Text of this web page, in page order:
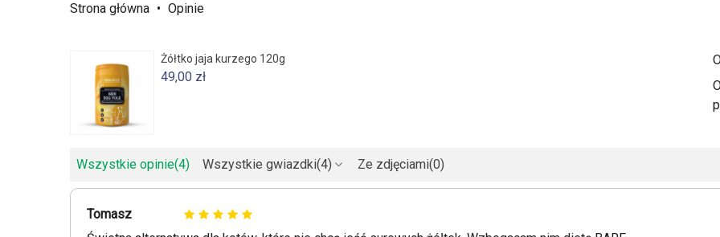
Strona główna • Opinie
Żółtko jaja kurzego 120g
49,00 zł
Wszystkie opinie(4) Wszystkie gwiazdki(4) Ze zdjęciami(0)
Tomasz